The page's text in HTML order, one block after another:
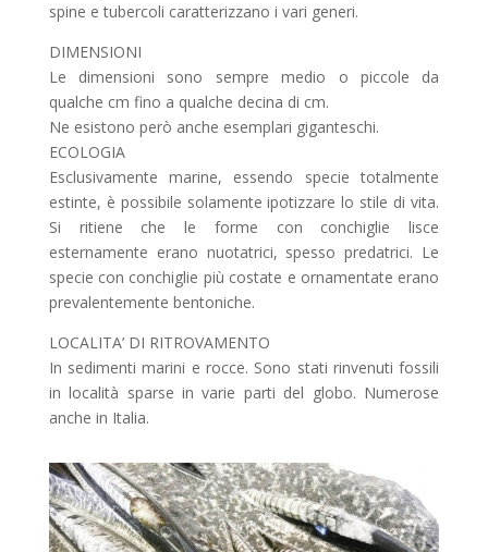
spine e tubercoli caratterizzano i vari generi.
DIMENSIONI
Le dimensioni sono sempre medio o piccole da
qualche cm fino a qualche decina di cm.
Ne esistono però anche esemplari giganteschi.
ECOLOGIA
Esclusivamente marine, essendo specie totalmente
estinte, è possibile solamente ipotizzare lo stile di vita.
Si ritiene che le forme con conchiglie lisce
esternamente erano nuotatrici, spesso predatrici. Le
specie con conchiglie più costate e ornamentate erano
prevalentemente bentoniche.
LOCALITA’ DI RITROVAMENTO
In sedimenti marini e rocce. Sono stati rinvenuti fossili
in località sparse in varie parti del globo. Numerose
anche in Italia.